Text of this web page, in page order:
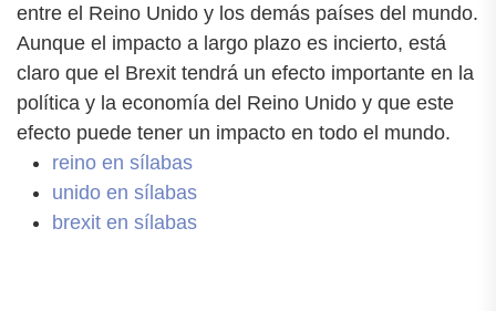
entre el Reino Unido y los demás países del mundo.
Aunque el impacto a largo plazo es incierto, está
claro que el Brexit tendrá un efecto importante en la
política y la economía del Reino Unido y que este
efecto puede tener un impacto en todo el mundo.
reino en sílabas
unido en sílabas
brexit en sílabas